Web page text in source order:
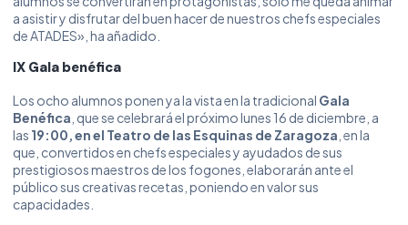
a asistir y disfrutar del buen hacer de nuestros chefs especiales
de ATADES», ha añadido.
IX Gala benéfica
Los ocho alumnos ponen ya la vista en la tradicional Gala
Benéfica , que se celebrará el próximo lunes 16 de diciembre, a
las 19:00, en el Teatro de las Esquinas de Zaragoza , en la
que, convertidos en chefs especiales y ayudados de sus
prestigiosos maestros de los fogones, elaborarán ante el
público sus creativas recetas, poniendo en valor sus
capacidades.